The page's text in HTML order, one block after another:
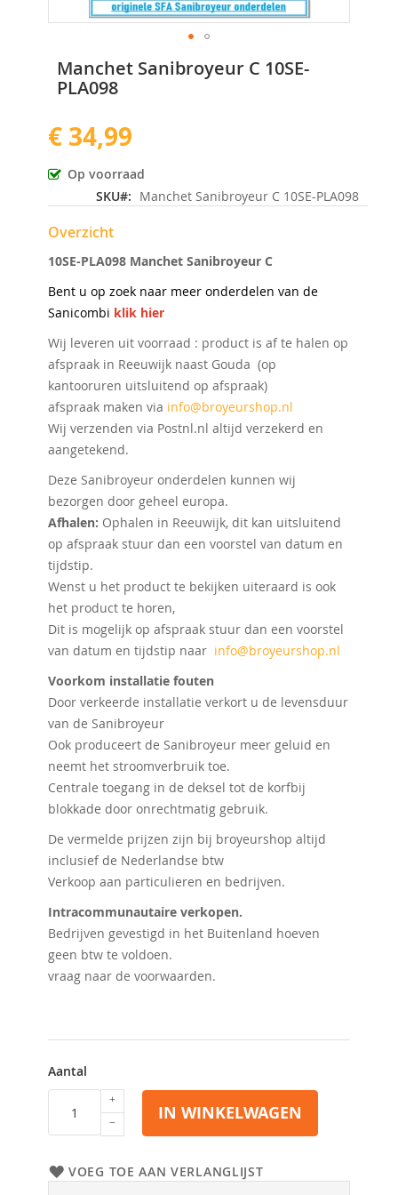
Manchet Sanibroyeur C 10SE-
PLA098
€ 34,99
Op voorraad
SKU
Manchet Sanibroyeur C 10SE-PLA098
Overzicht
10SE-PLA098 Manchet Sanibroyeur C
Bent u op zoek naar meer onderdelen van de
Sanicombi klik hier
Wij leveren uit voorraad : product is af te halen op
afspraak in Reeuwijk naast Gouda (op
kantooruren uitsluitend op afspraak)
afspraak maken via info@broyeurshop.nl
Wij verzenden via Postnl.nl altijd verzekerd en
aangetekend.
Deze Sanibroyeur onderdelen kunnen wij
bezorgen door geheel europa.
Afhalen: Ophalen in Reeuwijk, dit kan uitsluitend
op afspraak stuur dan een voorstel van datum en
tijdstip.
Wenst u het product te bekijken uiteraard is ook
het product te horen,
Dit is mogelijk op afspraak stuur dan een voorstel
van datum en tijdstip naar info@broyeurshop.nl
Voorkom installatie fouten
Door verkeerde installatie verkort u de levensduur
van de Sanibroyeur
Ook produceert de Sanibroyeur meer geluid en
neemt het stroomverbruik toe.
Centrale toegang in de deksel tot de korfbij
blokkade door onrechtmatig gebruik.
De vermelde prijzen zijn bij broyeurshop altijd
inclusief de Nederlandse btw
Verkoop aan particulieren en bedrijven.
Intracommunautaire verkopen.
Bedrijven gevestigd in het Buitenland hoeven
geen btw te voldoen.
vraag naar de voorwaarden.
Aantal
IN WINKELWAGEN
VOEG TOE AAN VERLANGLIJST
naar
het
van
de
afbeeldingen-
gallerij